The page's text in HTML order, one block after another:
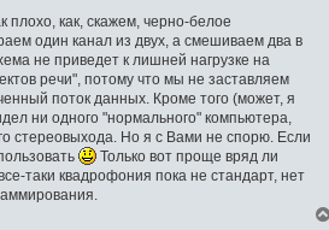
плохо, как, скажем, черно-белое
один канал из двух, а смешиваем два в
не приведет к лишней нагрузке на
речи", потому что мы не заставляем
поток данных. Кроме того (может, я
ни одного "нормального" компьютера,
стереовыхода. Но я с Вами не спорю. Если
Только вот проще вряд ли
таки квадрофония пока не стандарт, нет